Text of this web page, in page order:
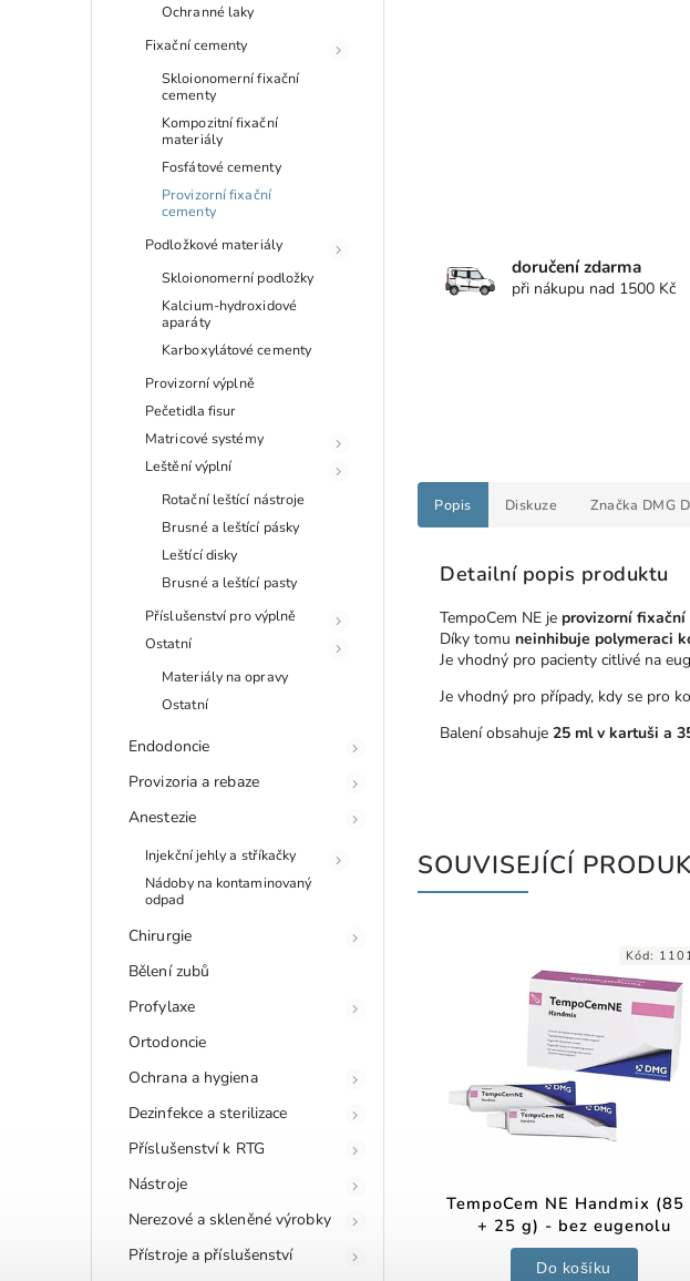
Ochranné laky
Fixační cementy
Skloionomerní fixační
cementy
Kompozitní fixační
materiály
Fosfátové cementy
Provizorní fixační
cementy
Podložkové materiály
Skloionomerní podložky
Kalcium-hydroxidové
aparáty
Karboxylátové cementy
Provizorní výplně
Pečetidla fisur
Matricové systémy
Leštění výplní
Rotační leštící nástroje
Brusné a leštící pásky
Leštící disky
Brusné a leštící pasty
Příslušenství pro výplně
Ostatní
Materiály na opravy
Ostatní
Endodoncie
Provizoria a rebaze
Anestezie
Injekční jehly a stříkačky
Nádoby na kontaminovaný
odpad
Chirurgie
Bělení zubů
Profylaxe
Ortodoncie
Ochrana a hygiena
Dezinfekce a sterilizace
Příslušenství k RTG
Nástroje
Nerezové a skleněné výrobky
Přístroje a příslušenství
doručení zdarma
při nákupu nad 1500 Kč
Popis Diskuze Značka DMG
Detailní popis produktu
TempoCem NE je provizorní fixační
Díky tomu neinhibuje polymeraci
Je vhodný pro pacienty citlivé na
Je vhodný pro případy, kdy se pro
Balení obsahuje 25 ml v kartuši a
SOUVISEJÍCÍ
TempoCem NE Handmix (85
+ 25 g) - bez eugenolu
Do košíku
Kód: